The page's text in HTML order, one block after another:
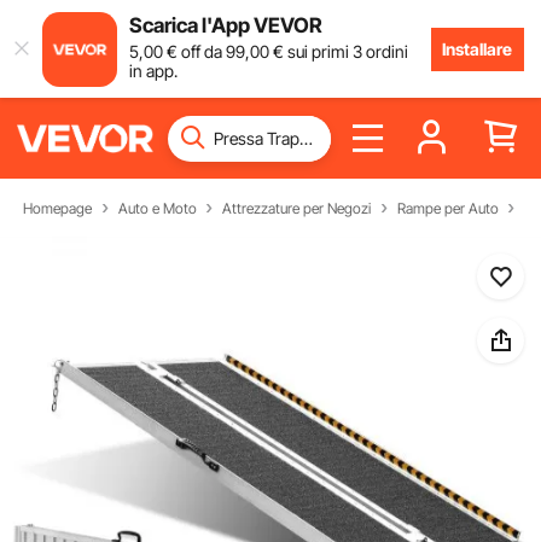
Scarica l'App VEVOR
5,00€ off da99,00€ sui primi 3 ordini
in app.
Installare
Homepage Auto e Moto Attrezzature per Negozi Rampe per Auto